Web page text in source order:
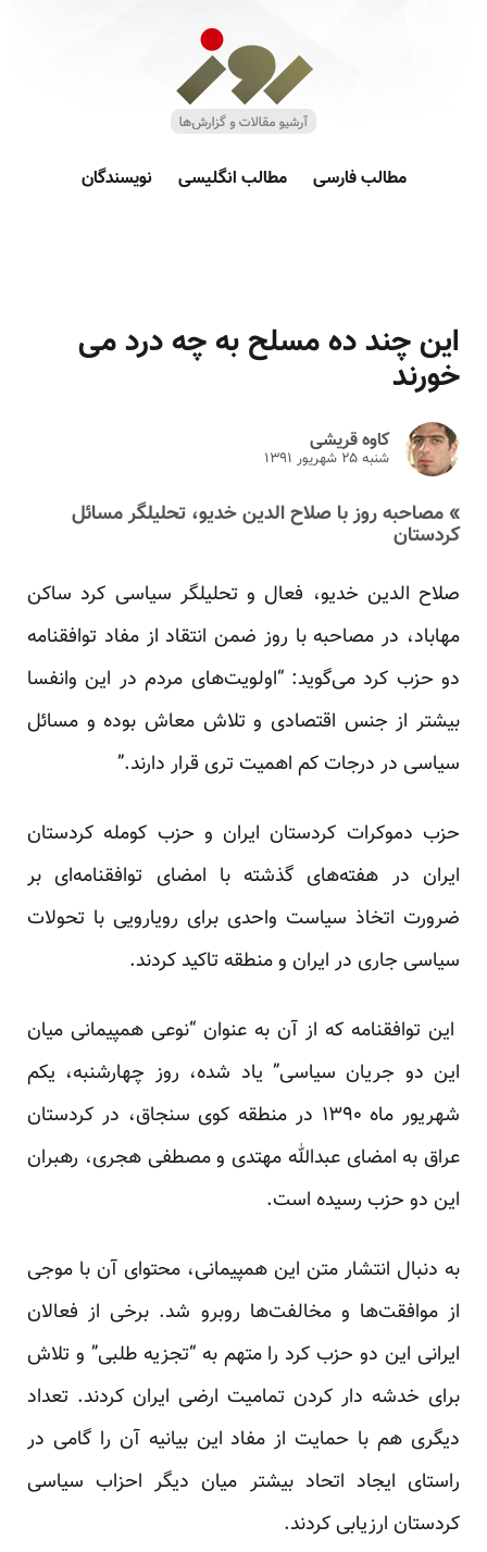
مطالب فارسی مطالب انگلیسی نویسندگان
این چند ده مسلح به چه درد می
خورند
کاوه قریشی
شنبه ۲۵ شهريور ۱۳۹۱
» مصاحبه روز با صلاح الدین خدیو، تحلیلگر مسائل
کردستان
صلاح الدین خدیو، فعال و تحلیلگر سیاسی کرد ساکن
مهاباد، در مصاحبه با روز ضمن انتقاد از مفاد توافقنامه
دو حزب کرد می‌گوید: “اولویت‌های مردم در این وانفسا
بیشتر از جنس اقتصادی و تلاش معاش بوده و مسائل
سیاسی در درجات کم اهمیت تری قرار دارند.”
حزب دموکرات کردستان ایران و حزب کومله کردستان
ایران در هفته‌های گذشته با امضای توافقنامه‌ای بر
ضرورت اتخاذ سیاست واحدی برای رویارویی با تحولات
سیاسی جاری در ایران و منطقه تاکید کردند.
این توافقنامه که از آن به عنوان “نوعی همپیمانی میان
این دو جریان سیاسی” یاد شده، روز چهارشنبه، یکم
شهریور ماه ۱۳۹۰ در منطقه کوی سنجاق، در کردستان
عراق به امضای عبدالله مهتدی و مصطفی هجری، رهبران
این دو حزب رسیده است.
به دنبال انتشار متن این همپیمانی، محتوای آن با موجی
از موافقت‌ها و مخالفت‌ها روبرو شد. برخی از فعالان
ایرانی این دو حزب کرد را متهم به “تجزیه طلبی” و تلاش
برای خدشه دار کردن تمامیت ارضی ایران کردند. تعداد
دیگری هم با حمایت از مفاد این بیانیه آن را گامی در
راستای ایجاد اتحاد بیشتر میان دیگر احزاب سیاسی
کردستان ارزیابی کردند.